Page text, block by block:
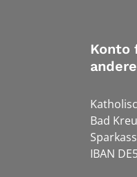
Konto
Bad
IBAN